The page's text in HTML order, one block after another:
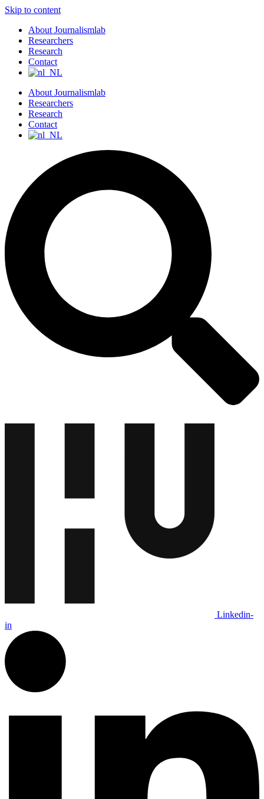
Skip to content
About Journalismlab
Researchers
Research
Contact
About Journalismlab
Researchers
Research
Contact
Linkedin-
in